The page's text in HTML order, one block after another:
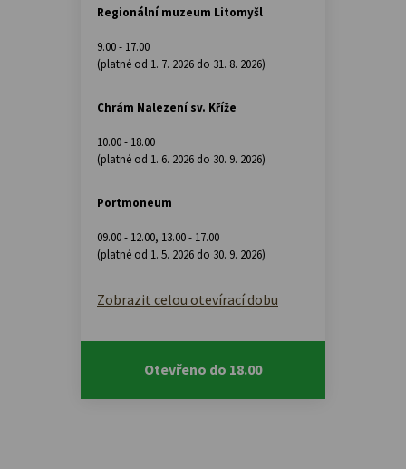
Regionální muzeum Litomyšl
9.00 - 17.00
(platné od 1. 7. 2026 do 31. 8. 2026)
Chrám Nalezení sv. Kříže
10.00 - 18.00
(platné od 1. 6. 2026 do 30. 9. 2026)
Portmoneum
09.00 - 12.00, 13.00 - 17.00
(platné od 1. 5. 2026 do 30. 9. 2026)
Zobrazit celou otevírací dobu
Otevřeno do 18.00